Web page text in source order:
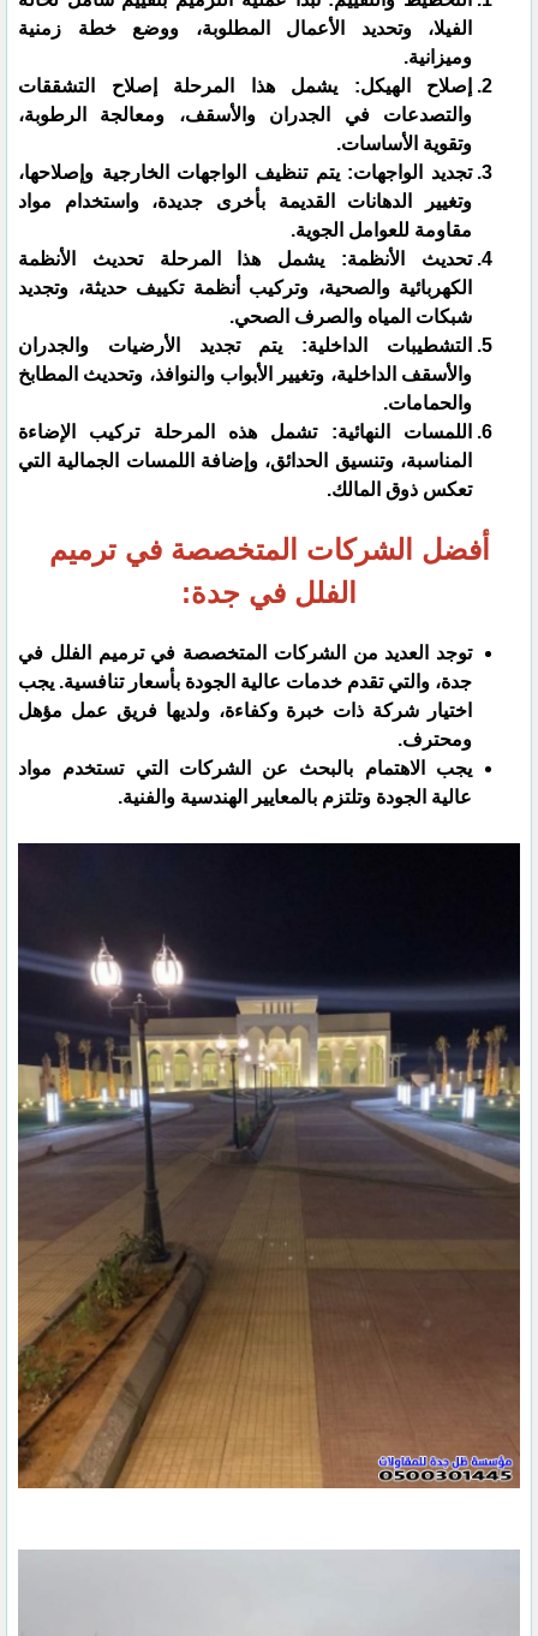
الفيلا، وتحديد الأعمال المطلوبة، ووضع خطة زمنية
وميزانية.
إصلاح الهيكل: يشمل هذا المرحلة إصلاح التشققات
والتصدعات في الجدران والأسقف، ومعالجة الرطوبة،
وتقوية الأساسات.
تجديد الواجهات: يتم تنظيف الواجهات الخارجية وإصلاحها،
وتغيير الدهانات القديمة بأخرى جديدة، واستخدام مواد
مقاومة للعوامل الجوية.
تحديث الأنظمة: يشمل هذا المرحلة تحديث الأنظمة
الكهربائية والصحية، وتركيب أنظمة تكييف حديثة، وتجديد
شبكات المياه والصرف الصحي.
التشطيبات الداخلية: يتم تجديد الأرضيات والجدران
والأسقف الداخلية، وتغيير الأبواب والنوافذ، وتحديث المطابخ
والحمامات.
اللمسات النهائية: تشمل هذه المرحلة تركيب الإضاءة
المناسبة، وتنسيق الحدائق، وإضافة اللمسات الجمالية التي
تعكس ذوق المالك.
أفضل الشركات المتخصصة في ترميم
الفلل في جدة:
توجد العديد من الشركات المتخصصة في ترميم الفلل في
جدة، والتي تقدم خدمات عالية الجودة بأسعار تنافسية. يجب
اختيار شركة ذات خبرة وكفاءة، ولديها فريق عمل مؤهل
ومحترف.
يجب الاهتمام بالبحث عن الشركات التي تستخدم مواد
عالية الجودة وتلتزم بالمعايير الهندسية والفنية.